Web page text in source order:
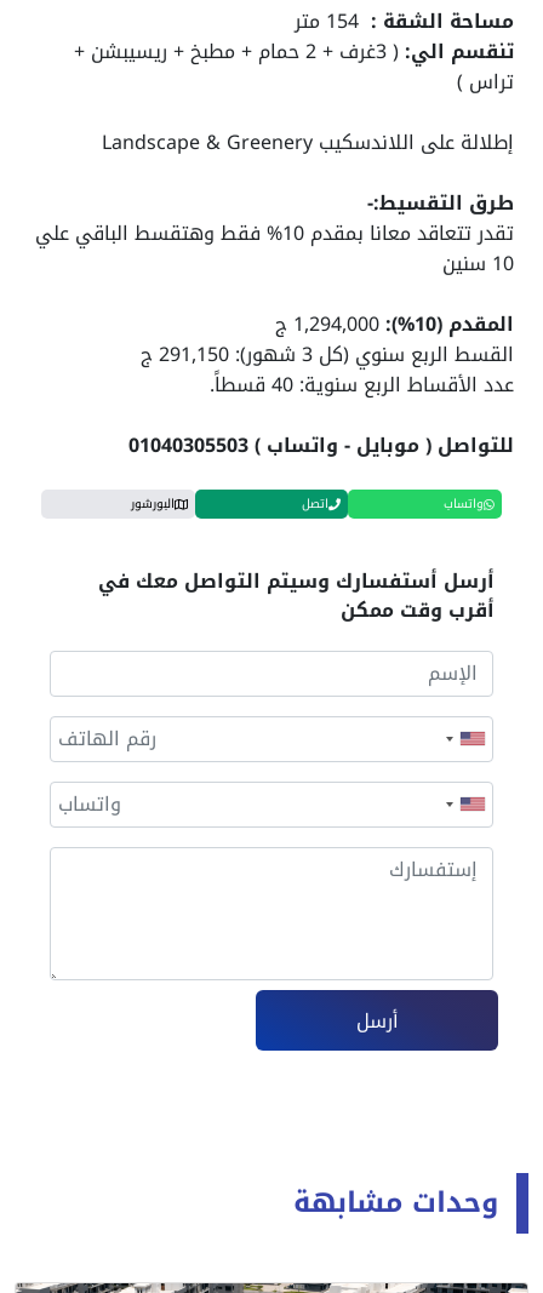
مساحة الشقة :
تنقسم الي:
( 3غرف + 2 حمام + مطبخ + ريسيبشن +
تراس )
إطلالة على اللاندسكيب Landscape & Greenery
طرق التقسيط:-
تقدر تتعاقد معانا بمقدم 10% فقط وهتقسط الباقي علي
10 سنين
المقدم (10%):
1,294,000 ج
القسط الربع سنوي (كل 3 شهور): 291,150 ج
عدد الأقساط الربع سنوية: 40 قسطاً.
للتواصل ( موبايل - واتساب ) 01040305503
واتساب اتصل البورشور
أرسل أستفسارك وسيتم التواصل معك في
أقرب وقت ممكن
أرسل
وحدات مشابهة